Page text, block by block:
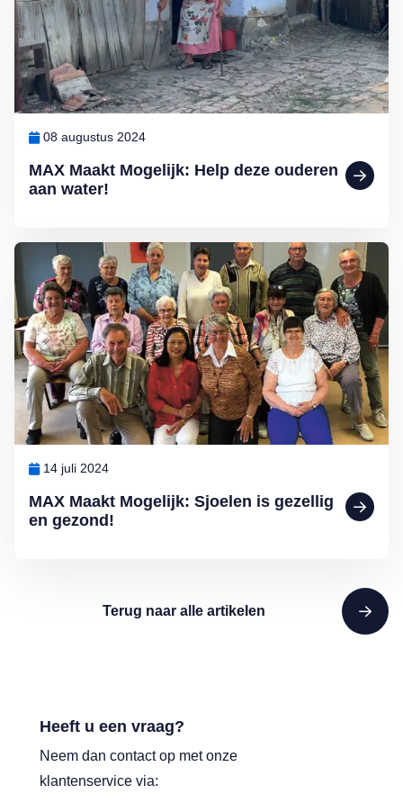
MAX Maakt Mogelijk: Help deze ouderen
aan water!
08 augustus 2024
MAX Maakt Mogelijk: Sjoelen is gezellig
en gezond!
14 juli 2024
Lees meer over MAX Maakt Mogelijk: Sjoelen is gezellig en
Terug naar alle artikelen
Heeft u een vraag?
Neem dan contact op met onze
klantenservice via: